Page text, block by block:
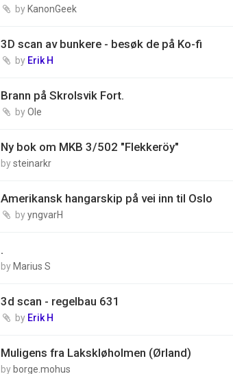
by KanonGeek
3D scan av bunkere - besøk de på Ko-fi
by Erik H
Brann på Skrolsvik Fort.
byOle
Ny bok om MKB 3/502 "Flekkeröy"
bysteinarkr
Amerikansk hangarskip på vei inn til Oslo
byyngvarH
.
by Marius S
3d scan - regelbau 631
by Erik H
Muligens fra Lakskløholmen (Ørland)
by borge.mohus